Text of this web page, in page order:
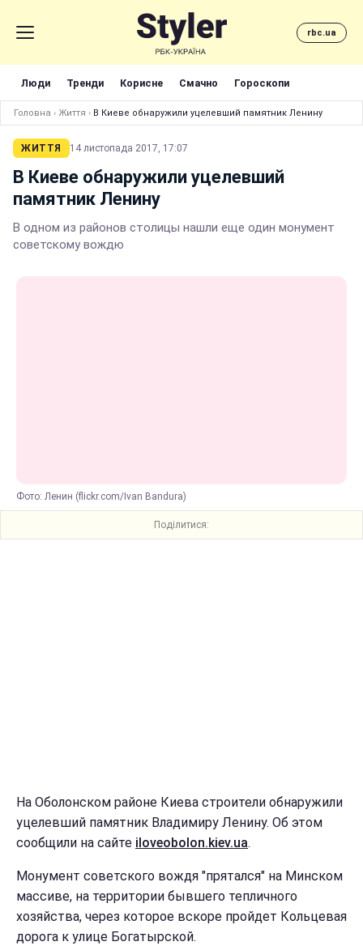
rbc.ua
Люди Тренди Корисне Смачно Гороскопи
Головна › Життя › В Киеве обнаружили уцелевший памятник Ленину
ЖИТТЯ 14 листопада 2017, 17:07
В Киеве обнаружили уцелевший
памятник Ленину
В одном из районов столицы нашли еще один монумент
советскому вождю
Фото: Ленин (flickr.com/Ivan Bandura)
Поділитися:
На Оболонском районе Киева строители обнаружили
уцелевший памятник Владимиру Ленину. Об этом
сообщили на сайте iloveobolon.kiev.ua.
Монумент советского вождя "прятался" на Минском
массиве, на территории бывшего тепличного
хозяйства, через которое вскоре пройдет Кольцевая
дорога к улице Богатырской.